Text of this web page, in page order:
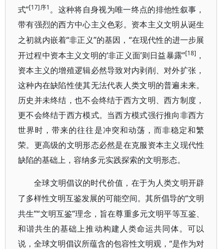
式”[17]序1 。这种将自身视为唯一终点的排他性叙事，
带有强烈的西方中心主义色彩。资本主义文明从诞生
之初就内嵌着“非正义”的基因，“在现代性的进一步展
开过程中资本主义文明的‘非正义面’则日益暴露”[18] ，
资本主义的增殖逻辑必然导致对内剥削、对外扩张，
这种内在缺陷性使其无法代表人类文明的普遍未来。
历史并未终结，也不会终结于西方文明、西方制度，
更不会终结于西方模式。当西方模式强行推向非西方
世界时，带来的往往是冲突和动荡，而非稳定和繁
荣。更高级的文明形态必然是在克服资本主义现代性
缺陷的基础上，容纳多元实践探索的文明形态。
全球文明倡议的时代价值，在于为人类文明开辟
了多样性文明互鉴发展的可能空间。其所倡导的“文明
共生”“文明互鉴”理念，旨在尊重多元文明平等互鉴、
和谐共生的基础上推动构建人类命运共同体。可以
说，全球文明倡议所蕴含的包容性文明观，“是作为对